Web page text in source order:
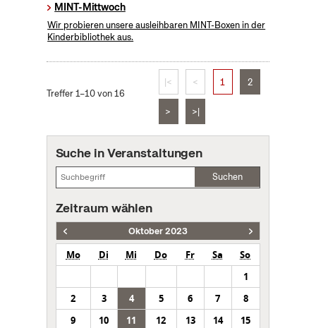
MINT-Mittwoch
Wir probieren unsere ausleihbaren MINT-Boxen in der
Kinderbibliothek aus.
Treffer 1–10 von 16
|< < 1 2
> >|
Suche in Veranstaltungen
Suchen
Zeitraum wählen
Oktober 2023
Mo Di Mi Do Fr Sa
So
1
2
3 4 5 6 7
8
9
10 11 12 13 14
15